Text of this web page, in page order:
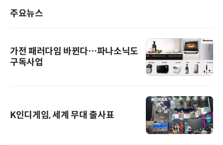
주요뉴스
가전 패러다임 바뀐다…파나소닉도
구독사업
K인디게임, 세계 무대 출사표